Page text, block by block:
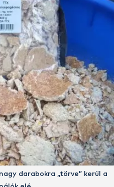
darabokra „törve” kerül a